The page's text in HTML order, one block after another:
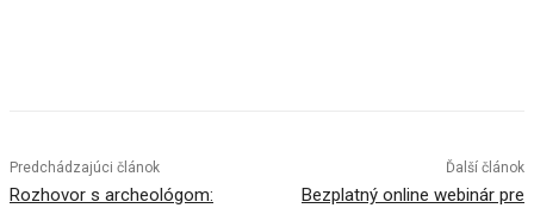
Predchádzajúci článok
Rozhovor s archeológom:
Ďalší článok
Bezplatný online webinár pre